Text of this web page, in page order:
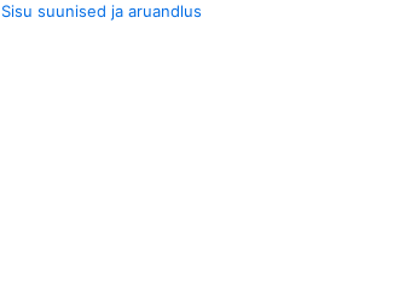
Sisu suunised ja aruandlus